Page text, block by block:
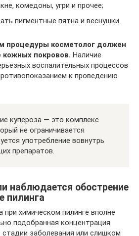
комедоны, угри и прочее;
пигментные пятна и веснушки.
процедуры косметолог должен
кожных покровов. Наличие
воспалительных процессов
к проведению
купероза — это комплекс
не ограничивается
употребление вовнутрь
препаратов.
наблюдается обострение
пилинга
при химическом пилинге вполне
подобранная концентрация
стадии заболевания или слишком